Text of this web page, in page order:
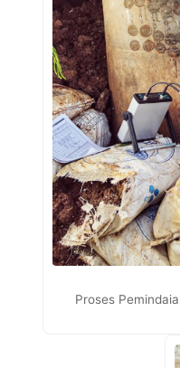
Proses